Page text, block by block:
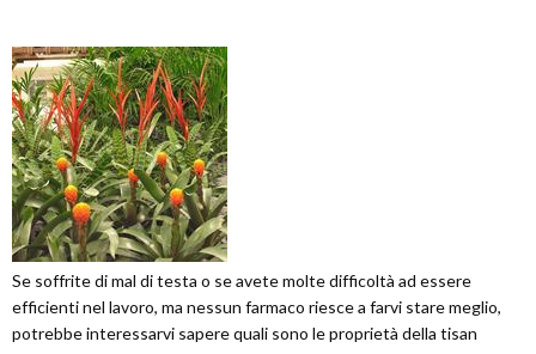
Se soffrite di mal di testa o se avete molte difficoltà ad essere
efficienti nel lavoro, ma nessun farmaco riesce a farvi stare meglio,
potrebbe interessarvi sapere quali sono le proprietà della tisan